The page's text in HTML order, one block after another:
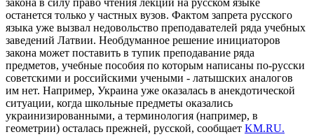
закона в силу право чтения лекций на русском языке
останется только у частных вузов. Фактом запрета русского
языка уже вызвал недовольство преподавателей ряда учебных
заведений Латвии. Необдуманное решение инициаторов
закона может поставить в тупик преподавание ряда
предметов, учебные пособия по которым написаны по-русски
советскими и российскими учеными - латышских аналогов
им нет. Например, Украина уже оказалась в анекдотической
ситуации, когда школьные предметы оказались
украинизированными, а терминология (например, в
геометрии) осталась прежней, русской, сообщает KM.RU.